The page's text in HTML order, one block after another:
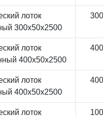
лоток
300x50x2500
300
лоток
400x50x2500
400
лоток
400x50x2500
400
лоток
100